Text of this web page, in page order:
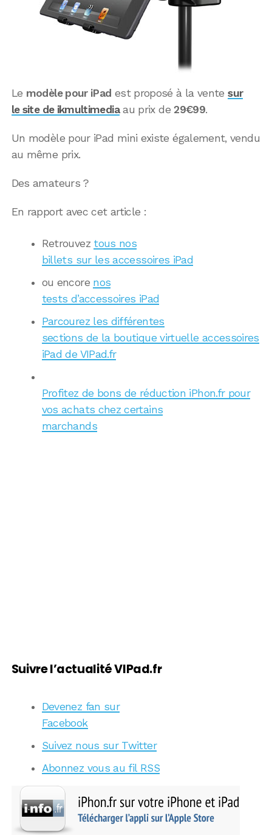
Le modèle pour iPad est proposé à la ventesur
le site de ikmultimediaau prix de29€99.
Un modèle pour iPad mini existe également, vendu
au même prix.
Des amateurs ?
En rapport avec cet article :
Retrouvez tous nos
billets sur les accessoires iPad
ou encore nos
tests d’accessoires iPad
Parcourez les différentes
sections de la boutique virtuelle accessoires
iPad de VIPad.fr
Profitez de bons de réduction iPhon.fr pour
vos achats chez certains
marchands
Suivre l’actualité VIPad.fr
Devenez fan sur
Facebook
Suivez nous sur Twitter
Abonnez vous au fil RSS